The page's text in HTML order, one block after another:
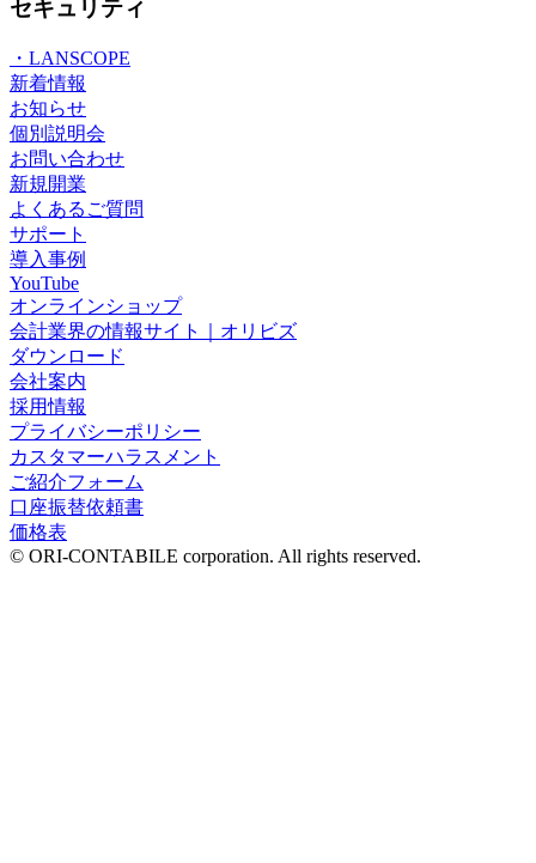
セキュリティ
・LANSCOPE
新着情報
お知らせ
個別説明会
お問い合わせ
新規開業
よくあるご質問
サポート
導入事例
YouTube
オンラインショップ
会計業界の情報サイト｜オリビズ
ダウンロード
会社案内
採用情報
プライバシーポリシー
カスタマーハラスメント
ご紹介フォーム
口座振替依頼書
価格表
© ORI-CONTABILE corporation. All rights reserved.